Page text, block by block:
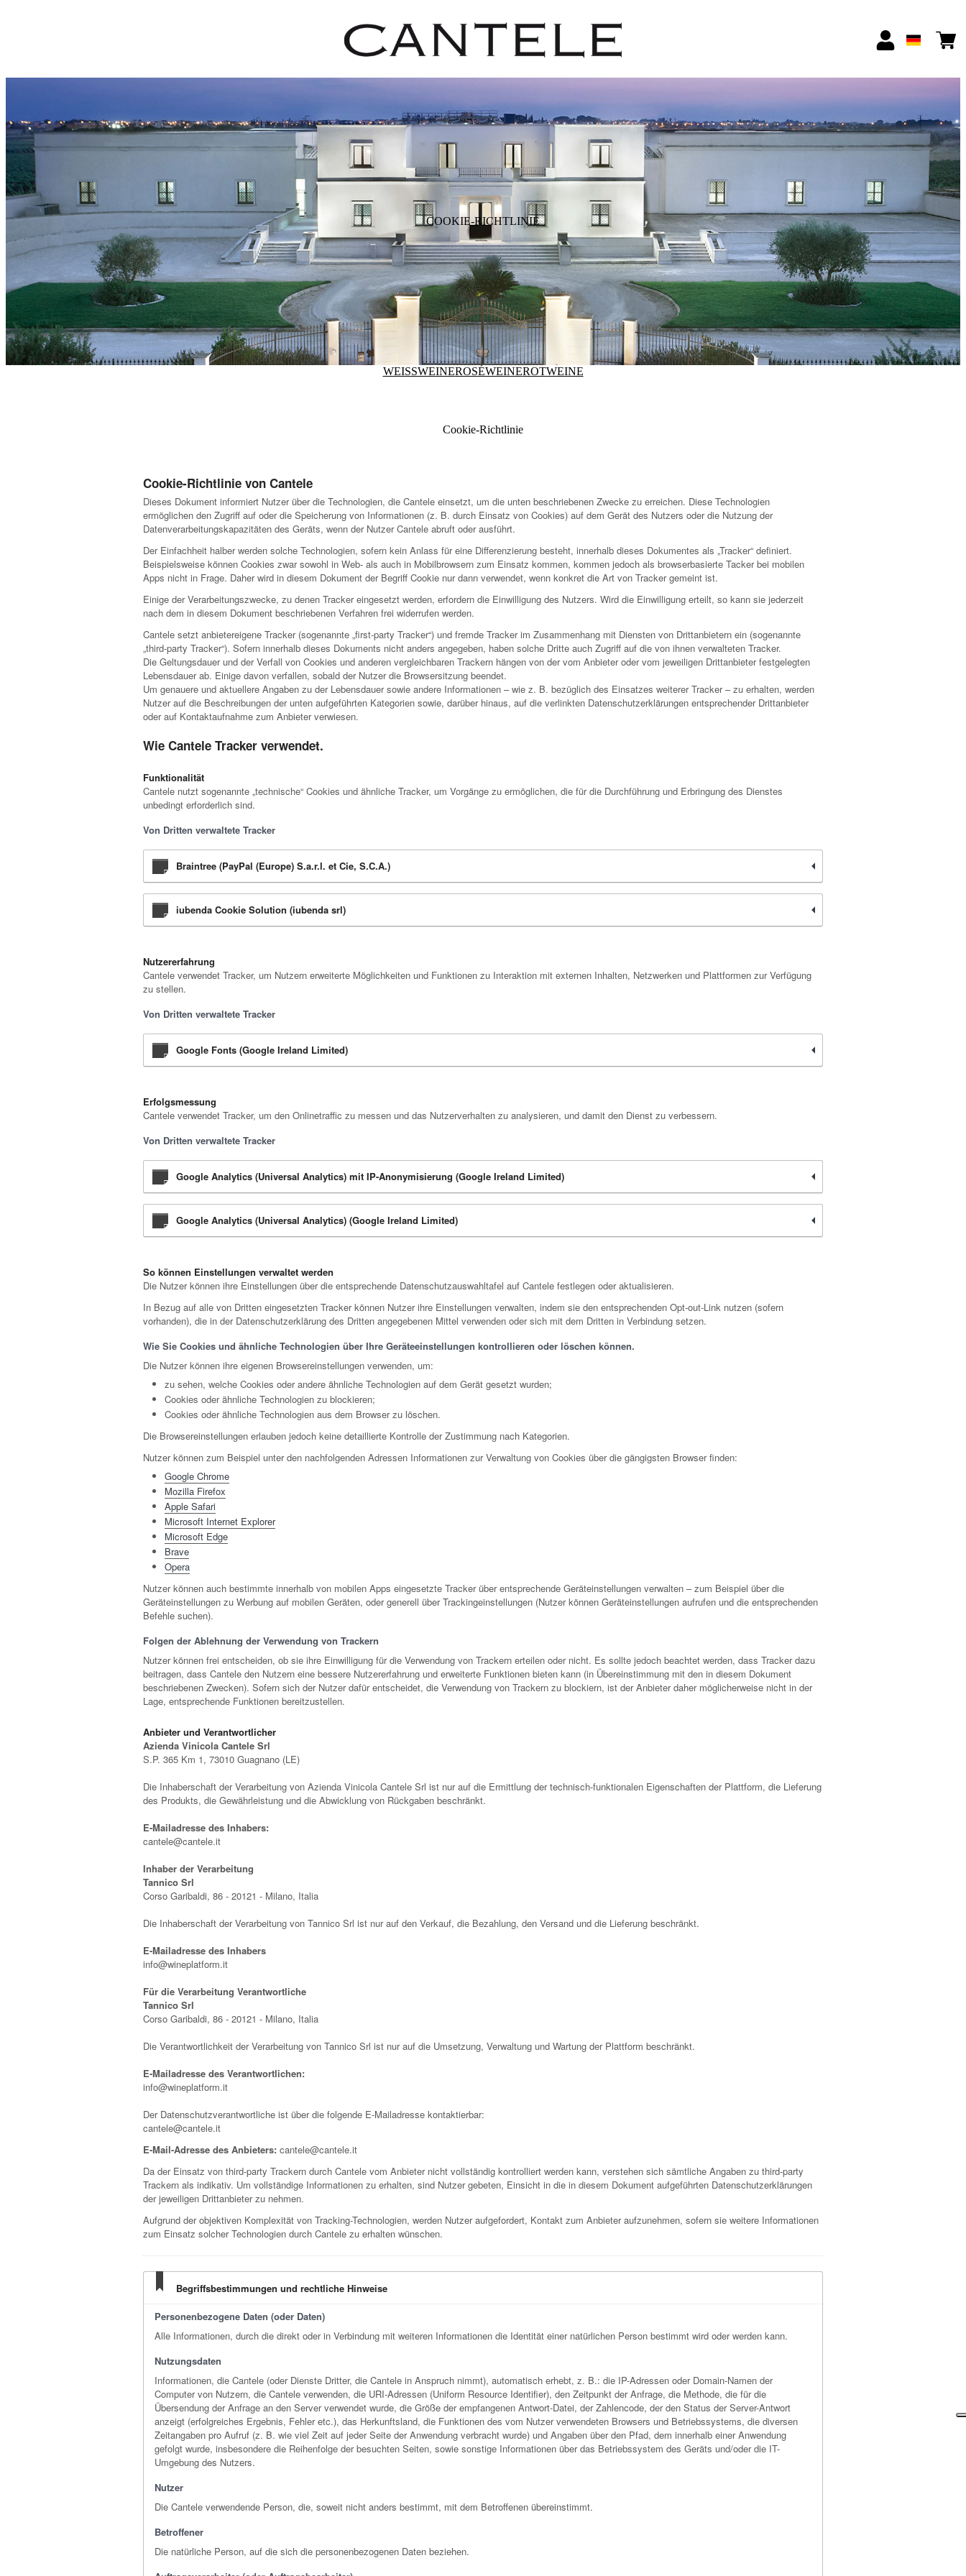
COOKIE-RICHTLINIE
WEISSWEINEROSÉWEINEROTWEINE
Cookie-Richtlinie
Cookie-Richtlinie von Cantele
Dieses Dokument informiert Nutzer über die Technologien, die Cantele einsetzt, um die unten beschriebenen Zwecke zu erreichen. Diese Technologien
ermöglichen den Zugriff auf oder die Speicherung von Informationen (z. B. durch Einsatz von Cookies) auf dem Gerät des Nutzers oder die Nutzung der
Datenverarbeitungskapazitäten des Geräts, wenn der Nutzer Cantele abruft oder ausführt.
Der Einfachheit halber werden solche Technologien, sofern kein Anlass für eine Differenzierung besteht, innerhalb dieses Dokumentes als „Tracker“ definiert.
Beispielsweise können Cookies zwar sowohl in Web- als auch in Mobilbrowsern zum Einsatz kommen, kommen jedoch als browserbasierte Tacker bei mobilen
Apps nicht in Frage. Daher wird in diesem Dokument der Begriff Cookie nur dann verwendet, wenn konkret die Art von Tracker gemeint ist.
Einige der Verarbeitungszwecke, zu denen Tracker eingesetzt werden, erfordern die Einwilligung des Nutzers. Wird die Einwilligung erteilt, so kann sie jederzeit
nach dem in diesem Dokument beschriebenen Verfahren frei widerrufen werden.
Cantele setzt anbietereigene Tracker (sogenannte „first-party Tracker“) und fremde Tracker im Zusammenhang mit Diensten von Drittanbietern ein (sogenannte
„third-party Tracker“). Sofern innerhalb dieses Dokuments nicht anders angegeben, haben solche Dritte auch Zugriff auf die von ihnen verwalteten Tracker.
Die Geltungsdauer und der Verfall von Cookies und anderen vergleichbaren Trackern hängen von der vom Anbieter oder vom jeweiligen Drittanbieter festgelegten
Lebensdauer ab. Einige davon verfallen, sobald der Nutzer die Browsersitzung beendet.
Um genauere und aktuellere Angaben zu der Lebensdauer sowie andere Informationen – wie z. B. bezüglich des Einsatzes weiterer Tracker – zu erhalten, werden
Nutzer auf die Beschreibungen der unten aufgeführten Kategorien sowie, darüber hinaus, auf die verlinkten Datenschutzerklärungen entsprechender Drittanbieter
oder auf Kontaktaufnahme zum Anbieter verwiesen.
Wie Cantele Tracker verwendet.
Funktionalität
Cantele nutzt sogenannte „technische“ Cookies und ähnliche Tracker, um Vorgänge zu ermöglichen, die für die Durchführung und Erbringung des Dienstes
unbedingt erforderlich sind.
Von Dritten verwaltete Tracker
Braintree (PayPal (Europe) S.a.r.l. et Cie, S.C.A.)
iubenda Cookie Solution (iubenda srl)
Nutzererfahrung
Cantele verwendet Tracker, um Nutzern erweiterte Möglichkeiten und Funktionen zu Interaktion mit externen Inhalten, Netzwerken und Plattformen zur Verfügung
zu stellen.
Von Dritten verwaltete Tracker
Google Fonts (Google Ireland Limited)
Erfolgsmessung
Cantele verwendet Tracker, um den Onlinetraffic zu messen und das Nutzerverhalten zu analysieren, und damit den Dienst zu verbessern.
Von Dritten verwaltete Tracker
Google Analytics (Universal Analytics) mit IP-Anonymisierung (Google Ireland Limited)
Google Analytics (Universal Analytics) (Google Ireland Limited)
So können Einstellungen verwaltet werden
Die Nutzer können ihre Einstellungen über die entsprechende Datenschutzauswahltafel auf Cantele festlegen oder aktualisieren.
In Bezug auf alle von Dritten eingesetzten Tracker können Nutzer ihre Einstellungen verwalten, indem sie den entsprechenden Opt-out-Link nutzen (sofern
vorhanden), die in der Datenschutzerklärung des Dritten angegebenen Mittel verwenden oder sich mit dem Dritten in Verbindung setzen.
Wie Sie Cookies und ähnliche Technologien über Ihre Geräteeinstellungen kontrollieren oder löschen können.
Die Nutzer können ihre eigenen Browsereinstellungen verwenden, um:
zu sehen, welche Cookies oder andere ähnliche Technologien auf dem Gerät gesetzt wurden;
Cookies oder ähnliche Technologien zu blockieren;
Cookies oder ähnliche Technologien aus dem Browser zu löschen.
Die Browsereinstellungen erlauben jedoch keine detaillierte Kontrolle der Zustimmung nach Kategorien.
Nutzer können zum Beispiel unter den nachfolgenden Adressen Informationen zur Verwaltung von Cookies über die gängigsten Browser finden:
Google Chrome
Mozilla Firefox
Apple Safari
Microsoft Internet Explorer
Microsoft Edge
Brave
Opera
Nutzer können auch bestimmte innerhalb von mobilen Apps eingesetzte Tracker über entsprechende Geräteinstellungen verwalten – zum Beispiel über die
Geräteinstellungen zu Werbung auf mobilen Geräten, oder generell über Trackingeinstellungen (Nutzer können Geräteinstellungen aufrufen und die entsprechenden
Befehle suchen).
Folgen der Ablehnung der Verwendung von Trackern
Nutzer können frei entscheiden, ob sie ihre Einwilligung für die Verwendung von Trackern erteilen oder nicht. Es sollte jedoch beachtet werden, dass Tracker dazu
beitragen, dass Cantele den Nutzern eine bessere Nutzererfahrung und erweiterte Funktionen bieten kann (in Übereinstimmung mit den in diesem Dokument
beschriebenen Zwecken). Sofern sich der Nutzer dafür entscheidet, die Verwendung von Trackern zu blockiern, ist der Anbieter daher möglicherweise nicht in der
Lage, entsprechende Funktionen bereitzustellen.
Anbieter und Verantwortlicher
Azienda Vinicola Cantele Srl
S.P. 365 Km 1, 73010 Guagnano (LE)
Die Inhaberschaft der Verarbeitung von Azienda Vinicola Cantele Srl ist nur auf die Ermittlung der technisch-funktionalen Eigenschaften der Plattform, die Lieferung
des Produkts, die Gewährleistung und die Abwicklung von Rückgaben beschränkt.
E-Mailadresse des Inhabers:
cantele@cantele.it
Inhaber der Verarbeitung
Tannico Srl
Corso Garibaldi, 86 - 20121 - Milano, Italia
Die Inhaberschaft der Verarbeitung von Tannico Srl ist nur auf den Verkauf, die Bezahlung, den Versand und die Lieferung beschränkt.
E-Mailadresse des Inhabers
info@wineplatform.it
Für die Verarbeitung Verantwortliche
Tannico Srl
Corso Garibaldi, 86 - 20121 - Milano, Italia
Die Verantwortlichkeit der Verarbeitung von Tannico Srl ist nur auf die Umsetzung, Verwaltung und Wartung der Plattform beschränkt.
E-Mailadresse des Verantwortlichen:
info@wineplatform.it
Der Datenschutzverantwortliche ist über die folgende E-Mailadresse kontaktierbar:
cantele@cantele.it
E-Mail-Adresse des Anbieters: cantele@cantele.it
Da der Einsatz von third-party Trackern durch Cantele vom Anbieter nicht vollständig kontrolliert werden kann, verstehen sich sämtliche Angaben zu third-party
Trackern als indikativ. Um vollständige Informationen zu erhalten, sind Nutzer gebeten, Einsicht in die in diesem Dokument aufgeführten Datenschutzerklärungen
der jeweiligen Drittanbieter zu nehmen.
Aufgrund der objektiven Komplexität von Tracking-Technologien, werden Nutzer aufgefordert, Kontakt zum Anbieter aufzunehmen, sofern sie weitere Informationen
zum Einsatz solcher Technologien durch Cantele zu erhalten wünschen.
Begriffsbestimmungen und rechtliche Hinweise
Personenbezogene Daten (oder Daten)
Alle Informationen, durch die direkt oder in Verbindung mit weiteren Informationen die Identität einer natürlichen Person bestimmt wird oder werden kann.
Nutzungsdaten
Informationen, die Cantele (oder Dienste Dritter, die Cantele in Anspruch nimmt), automatisch erhebt, z. B.: die IP-Adressen oder Domain-Namen der
Computer von Nutzern, die Cantele verwenden, die URI-Adressen (Uniform Resource Identifier), den Zeitpunkt der Anfrage, die Methode, die für die
Übersendung der Anfrage an den Server verwendet wurde, die Größe der empfangenen Antwort-Datei, der Zahlencode, der den Status der Server-Antwort
anzeigt (erfolgreiches Ergebnis, Fehler etc.), das Herkunftsland, die Funktionen des vom Nutzer verwendeten Browsers und Betriebssystems, die diversen
Zeitangaben pro Aufruf (z. B. wie viel Zeit auf jeder Seite der Anwendung verbracht wurde) und Angaben über den Pfad, dem innerhalb einer Anwendung
gefolgt wurde, insbesondere die Reihenfolge der besuchten Seiten, sowie sonstige Informationen über das Betriebssystem des Geräts und/oder die IT-
Umgebung des Nutzers.
Nutzer
Die Cantele verwendende Person, die, soweit nicht anders bestimmt, mit dem Betroffenen übereinstimmt.
Betroffener
Die natürliche Person, auf die sich die personenbezogenen Daten beziehen.